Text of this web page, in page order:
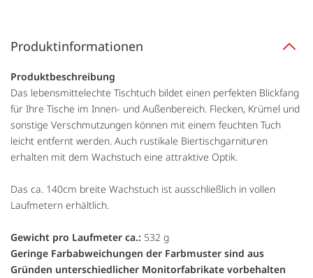
Produktinformationen
Produktbeschreibung
Das lebensmittelechte Tischtuch bildet einen perfekten Blickfang
für Ihre Tische im Innen- und Außenbereich. Flecken, Krümel und
sonstige Verschmutzungen können mit einem feuchten Tuch
leicht entfernt werden. Auch rustikale Biertischgarnituren
erhalten mit dem Wachstuch eine attraktive Optik.
Das ca. 140cm breite Wachstuch ist ausschließlich in vollen
Laufmetern erhältlich.
Gewicht pro Laufmeter ca.: 532 g
Geringe Farbabweichungen der Farbmuster sind aus
Gründen unterschiedlicher Monitorfabrikate vorbehalten